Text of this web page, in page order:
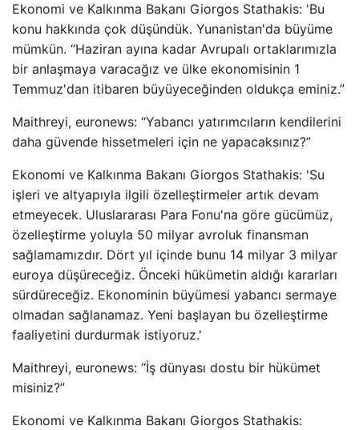
Ekonomi ve Kalkınma Bakanı Giorgos Stathakis: 'Bu
konu hakkında çok düşündük. Yunanistan'da büyüme
mümkün. “Haziran ayına kadar Avrupalı ​​ortaklarımızla
bir anlaşmaya varacağız ve ülke ekonomisinin 1
Temmuz'dan itibaren büyüyeceğinden oldukça eminiz.”
Maithreyi, euronews: “Yabancı yatırımcıların kendilerini
daha güvende hissetmeleri için ne yapacaksınız?”
Ekonomi ve Kalkınma Bakanı Giorgos Stathakis: 'Su
işleri ve altyapıyla ilgili özelleştirmeler artık devam
etmeyecek. Uluslararası Para Fonu'na göre gücümüz,
özelleştirme yoluyla 50 milyar avroluk finansman
sağlamamızdır. Dört yıl içinde bunu 14 milyar 3 milyar
euroya düşüreceğiz. Önceki hükümetin aldığı kararları
sürdüreceğiz. Ekonominin büyümesi yabancı sermaye
olmadan sağlanamaz. Yeni başlayan bu özelleştirme
faaliyetini durdurmak istiyoruz.'
Maithreyi, euronews: “İş dünyası dostu bir hükümet
misiniz?”
Ekonomi ve Kalkınma Bakanı Giorgos Stathakis: